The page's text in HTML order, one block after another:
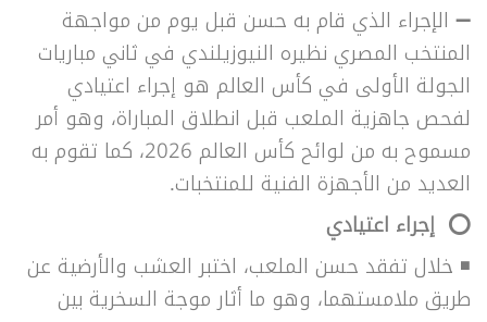
➖ الإجراء الذي قام به حسن قبل يوم من مواجهة
المنتخب المصري نظيره النيوزيلندي في ثاني مباريات
الجولة الأولى في كأس العالم هو إجراء اعتيادي
لفحص جاهزية الملعب قبل انطلاق المباراة، وهو أمر
مسموح به من لوائح كأس العالم 2026، كما تقوم به
العديد من الأجهزة الفنية للمنتخبات.
⭕ إجراء اعتيادي
◾ خلال تفقد حسن الملعب، اختبر العشب والأرضية عن
طريق ملامستهما، وهو ما أثار موجة السخرية بين